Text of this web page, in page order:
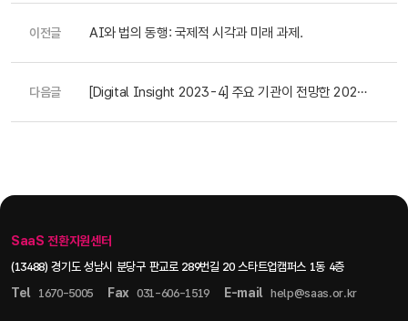
이전글 AI와 법의 동행: 국제적 시각과 미래 과제.
다음글
[Digital Insight 2023-4] 주요 기관이 전망한 2024
SaaS 전환지원센터
(13488) 경기도 성남시 분당구 판교로 289번길 20 스타트업캠퍼스 1동 4층
Tel 1670-5005 Fax 031-606-1519 E-mail help@saas.or.kr